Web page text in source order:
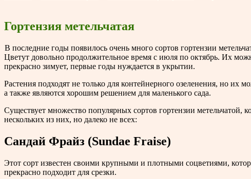
Гортензия метельчатая
В последние годы появилось очень много сортов гортензии
Цветут довольно продолжительное время с июля по октябрь. Их
прекрасно зимует, первые годы нуждается в укрытии.
Растения подходят не только для контейнерного озеленения, но
а также являются хорошим решением для маленького сада.
Существует множество популярных сортов гортензии
нескольких из них, но далеко не всех:
Сандай Фрайз (Sundae Fraise)
Этот сорт известен своими крупными и плотными соцветиями,
прекрасно подходит для срезки.